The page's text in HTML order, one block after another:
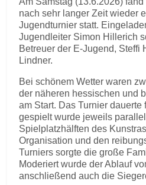
nach sehr langer Zeit wieder
Jugendturnier statt.
Jugendleiter Simon Hillerich
Betreuer der E-Jugend, Steffi
Lindner.
Bei schönem Wetter waren
der näheren hessischen und
am Start. Das Turnier dauerte
gespielt wurde jeweils
Spielplatzhälften des
Organisation und den
Turniers sorgte die große
Moderiert wurde der Ablauf
anschließend auch die